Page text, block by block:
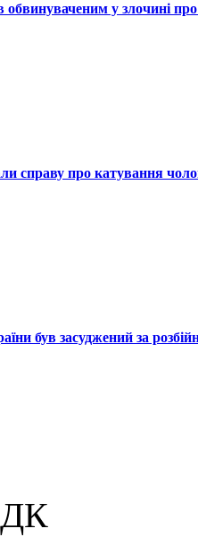
у злочині про
справу про катування
був засуджений за